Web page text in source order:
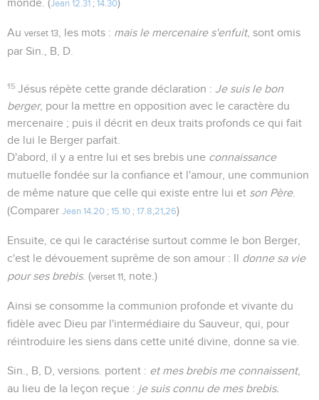
monde. (Jean 12.31 ; 14.30)
Au verset 13 , les mots : mais le mercenaire s'enfuit, sont omis
par Sin., B, D.
15 Jésus répète cette grande déclaration : Je suis le bon
berger, pour la mettre en opposition avec le caractère du
mercenaire ; puis il décrit en deux traits profonds ce qui fait
de lui le Berger parfait.
D'abord, il y a entre lui et ses brebis une connaissance
mutuelle fondée sur la confiance et l'amour, une communion
de même nature que celle qui existe entre lui et son Père.
(Comparer Jean 14.20 ; 15.10 ; 17.8 21 26)
Ensuite, ce qui le caractérise surtout comme le bon Berger,
c'est le dévouement suprême de son amour : Il donne sa vie
pour ses brebis. (verset 11 , note.)
Ainsi se consomme la communion profonde et vivante du
fidèle avec Dieu par l'intermédiaire du Sauveur, qui, pour
réintroduire les siens dans cette unité divine, donne sa vie.
Sin., B, D, versions. portent : et mes brebis me connaissent,
au lieu de la leçon reçue : je suis connu de mes brebis.